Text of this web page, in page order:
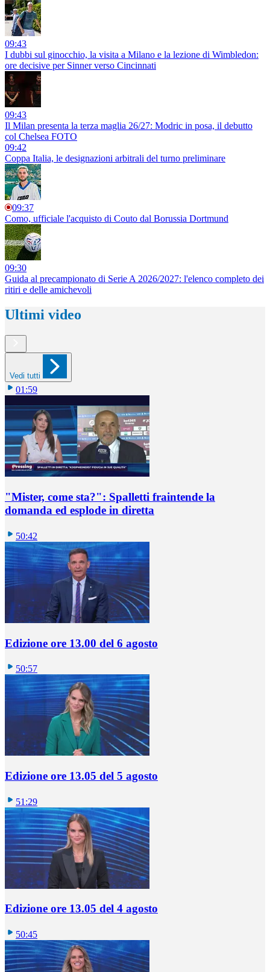
09:43
I dubbi sul ginocchio, la visita a Milano e la lezione di Wimbledon:
ore decisive per Sinner verso Cincinnati
09:43
Il Milan presenta la terza maglia 26/27: Modric in posa, il debutto
col Chelsea FOTO
09:42
Coppa Italia, le designazioni arbitrali del turno preliminare
09:37
Como, ufficiale l'acquisto di Couto dal Borussia Dortmund
09:30
Guida al precampionato di Serie A 2026/2027: l'elenco completo dei
ritiri e delle amichevoli
Ultimi video
Vedi tutti
01:59
"Mister, come sta?": Spalletti fraintende la
domanda ed esplode in diretta
50:42
Edizione ore 13.00 del 6 agosto
50:57
Edizione ore 13.05 del 5 agosto
51:29
Edizione ore 13.05 del 4 agosto
50:45